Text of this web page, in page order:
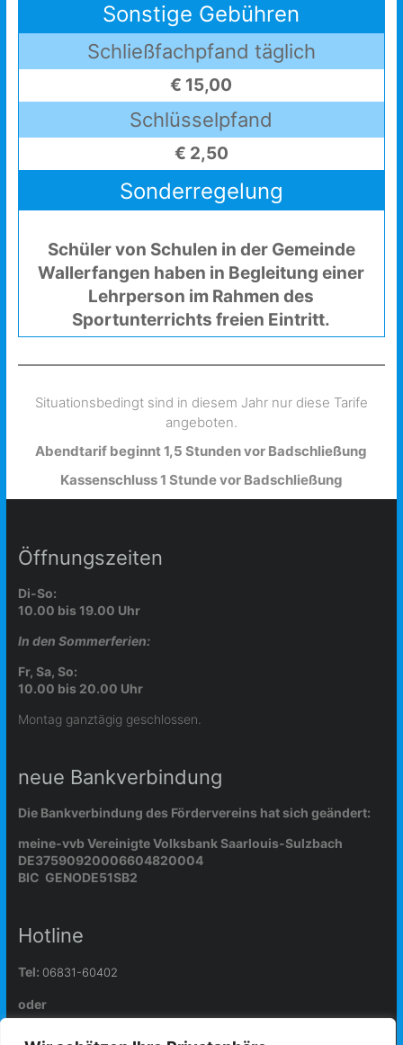
Sonstige Gebühren
Schließfachpfand täglich
€ 15,00
Schlüsselpfand
€ 2,50
Sonderregelung
Schüler von Schulen in der Gemeinde
Wallerfangen haben in Begleitung einer
Lehrperson im Rahmen des
Sportunterrichts freien Eintritt.
Situationsbedingt sind in diesem Jahr nur diese Tarife
angeboten.
Abendtarif beginnt 1,5 Stunden vor Badschließung
Kassenschluss 1 Stunde vor Badschließung
Öffnungszeiten
Di-So:
10.00 bis 19.00 Uhr
In den Sommerferien:
Fr, Sa, So:
10.00 bis 20.00 Uhr
Montag ganztägig geschlossen.
neue Bankverbindung
Die Bankverbindung des Fördervereins hat sich geändert:
meine-vvb Vereinigte Volksbank Saarlouis-Sulzbach
DE37590920006604820004
BIC GENODE51SB2
Hotline
Tel: 06831-60402
oder